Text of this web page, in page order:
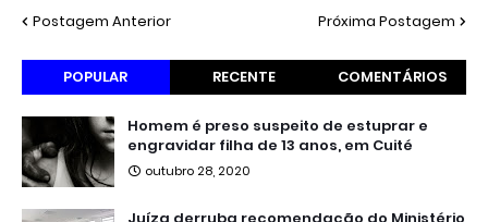
Postagem Anterior Próxima Postagem
POPULAR RECENTE COMENTÁRIOS
Homem é preso suspeito de estuprar e
engravidar filha de 13 anos, em Cuité
outubro 28, 2020